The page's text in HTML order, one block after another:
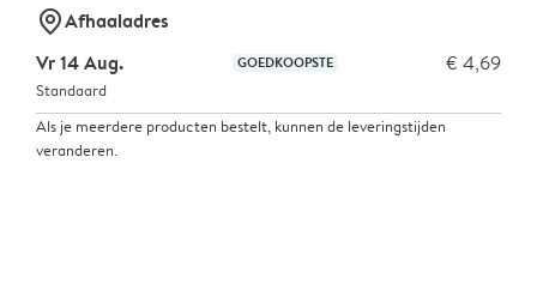
marker-pinAfhaaladres
Vr 14 Aug.
GOEDKOOPSTE € 4,69
Standaard
Als je meerdere producten bestelt, kunnen de leveringstijden
veranderen.